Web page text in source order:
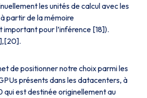
les unités de calcul avec les
partir de la mémoire
pour l’inférence [18]).
de positionner notre choix parmi les
présents dans les datacenters, à
qui est destinée originellement au